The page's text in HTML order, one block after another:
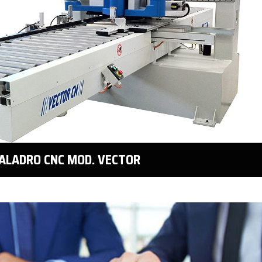
CNC MOD. VECTOR